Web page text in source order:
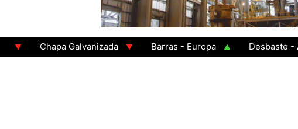
Chapa Galvanizada Barras - Europa Desbaste - Asia